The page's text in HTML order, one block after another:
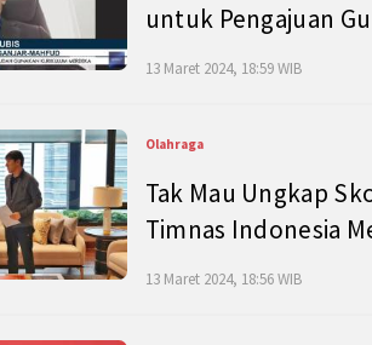
untuk Pengajuan
13 Maret 2024, 18:59 WIB
Olahraga
Tak Mau Ungkap
Timnas Indonesia
13 Maret 2024, 18:56 WIB